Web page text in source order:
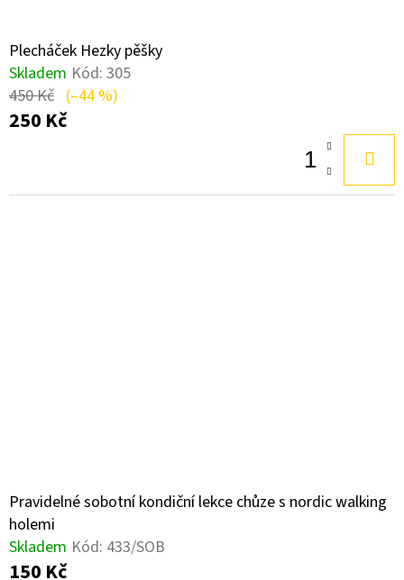
Plecháček Hezky pěšky
Skladem Kód: 305
450 Kč (–44 %)
250 Kč
Pravidelné sobotní kondiční lekce chůze s nordic walking
holemi
Skladem Kód: 433/SOB
150 Kč